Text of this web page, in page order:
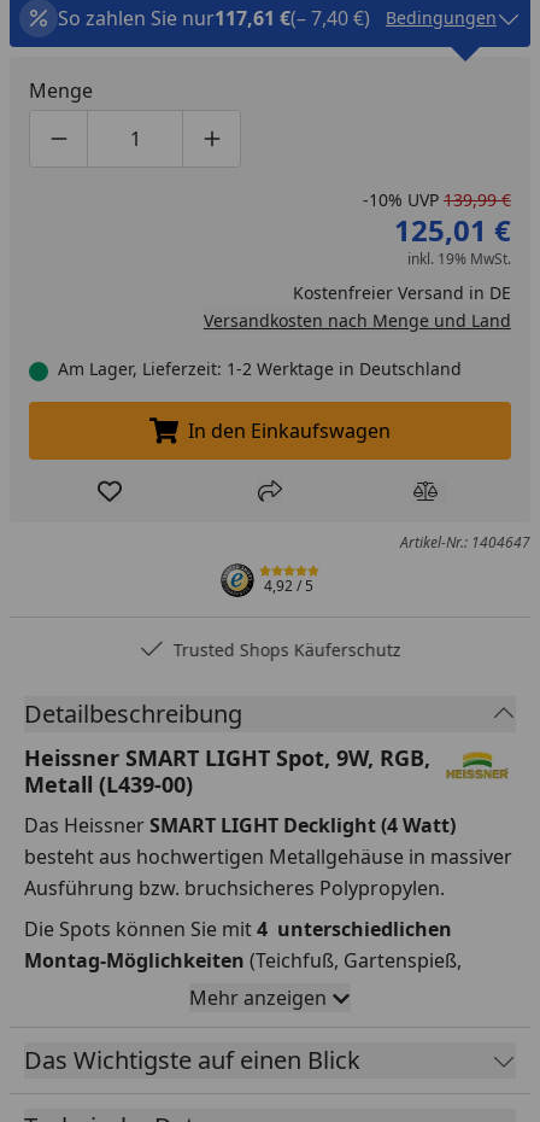
So zahlen Sie nur117,61 €(– 7,40 €) Bedingungen
Menge
Produktmenge um eins verringern
Produktmenge manuell eingeben
Produktmenge um eins erhöhen
-10% UVP 139,99 €
125,01 €
inkl. 19% MwSt.
Kostenfreier Versand in DE
Versandkosten nach Menge und Land
Am Lager, Lieferzeit: 1-2 Werktage in Deutschland
In den Einkaufswagen legen
In den Einkaufswagen
Produkt zur Wunschliste hinzufügen
Teilen Produkt
Artikel-Nr.: 1404647
4,92/ 5
Trusted Shops Käuferschutz
Detailbeschreibung
Heissner SMART LIGHT Spot, 9W, RGB,
Metall (L439-00)
Das HeissnerSMART LIGHT Decklight (4 Watt)
besteht aus hochwertigen Metallgehäuse in massiver
Ausführung bzw. bruchsicheres Polypropylen.
Die Spots können Sie mit4 unterschiedlichen
Montag-Möglichkeiten (Teichfuß, Gartenspieß,
Wand-/Bodenplatte, Pumpenmontage-Klammer)
befestigen.
Die Lampe besitzt ein stabilesGummi-Kabel
H05RN-F
und alle Leuchten, Sensoren, Verteiler, Stecker, Trafos
Mehr anzeigen
Das Wichtigste auf einen Blick